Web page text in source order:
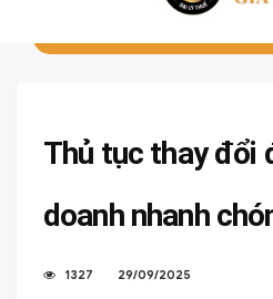
Thủ tục thay đổi
doanh nhanh
1327 29/09/2025